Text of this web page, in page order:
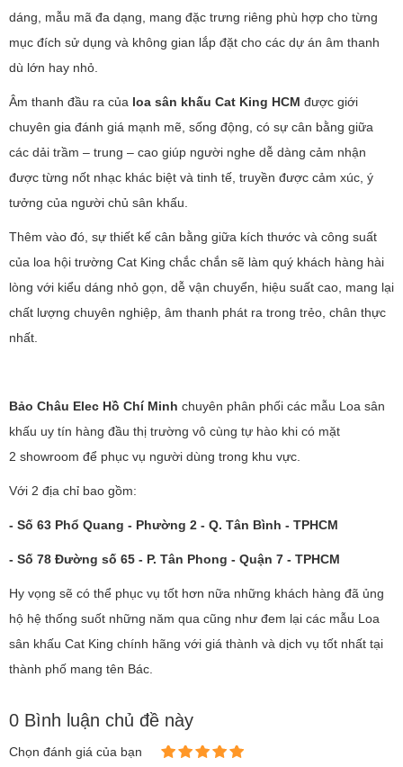
dáng, mẫu mã đa dạng, mang đặc trưng riêng phù hợp cho từng
mục đích sử dụng và không gian lắp đặt cho các dự án âm thanh
dù lớn hay nhỏ.
Âm thanh đầu ra của loa sân khấu Cat King HCM được giới
chuyên gia đánh giá mạnh mẽ, sống động, có sự cân bằng giữa
các dải trầm – trung – cao giúp người nghe dễ dàng cảm nhận
được từng nốt nhạc khác biệt và tinh tế, truyền được cảm xúc, ý
tưởng của người chủ sân khấu.
Thêm vào đó, sự thiết kế cân bằng giữa kích thước và công suất
của loa hội trường Cat King chắc chắn sẽ làm quý khách hàng hài
lòng với kiểu dáng nhỏ gọn, dễ vận chuyển, hiệu suất cao, mang lại
chất lượng chuyên nghiệp, âm thanh phát ra trong trẻo, chân thực
nhất.
Bảo Châu Elec Hồ Chí Minh chuyên phân phối các mẫu Loa sân
khấu uy tín hàng đầu thị trường vô cùng tự hào khi có mặt
2 showroom để phục vụ người dùng trong khu vực.
Với 2 địa chỉ bao gồm:
- Số 63 Phổ Quang - Phường 2 - Q. Tân Bình - TPHCM
- Số 78 Đường số 65 - P. Tân Phong - Quận 7 - TPHCM
Hy vọng sẽ có thể phục vụ tốt hơn nữa những khách hàng đã ủng
hộ hệ thống suốt những năm qua cũng như đem lại các mẫu Loa
sân khấu Cat King chính hãng với giá thành và dịch vụ tốt nhất tại
thành phố mang tên Bác.
0 Bình luận chủ đề này
Chọn đánh giá của bạn